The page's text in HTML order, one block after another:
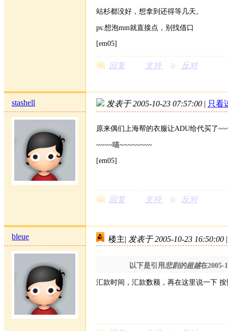
站杉都没好，想拿到还得等几天。
ps:想泡mm就直接点，别找借口
[em05]
回复 支持 反对
stashell 发表于 2005-10-23 07:57:00 | 只看
原来偶们上海帮的衣服让ADU给代买了
~~~~喵~~~~~~~~
[em05]
回复 支持 反对
bleue 楼主| 发表于 2005-10-23 16:50:00 |
以下是引用 悲剧的超越在2005-
汇款时间，汇款数额，再在这里说一下